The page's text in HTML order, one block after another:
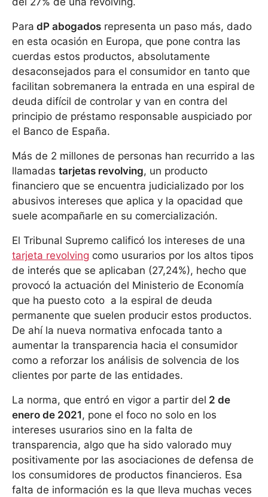
Para dP abogados representa un paso más, dado
en esta ocasión en Europa, que pone contra las
cuerdas estos productos, absolutamente
desaconsejados para el consumidor en tanto que
facilitan sobremanera la entrada en una espiral de
deuda difícil de controlar y van en contra del
principio de préstamo responsable auspiciado por
el Banco de España.
Más de 2 millones de personas han recurrido a las
llamadas tarjetas revolving, un producto
financiero que se encuentra judicializado por los
abusivos intereses que aplica y la opacidad que
suele acompañarle en su comercialización.
El Tribunal Supremo calificó los intereses de una
tarjeta revolving como usurarios por los altos tipos
de interés que se aplicaban (27,24%), hecho que
provocó la actuación del Ministerio de Economía
que ha puesto coto a la espiral de deuda
permanente que suelen producir estos productos.
De ahí la nueva normativa enfocada tanto a
aumentar la transparencia hacia el consumidor
como a reforzar los análisis de solvencia de los
clientes por parte de las entidades.
La norma, que entró en vigor a partir del 2 de
enero de 2021, pone el foco no solo en los
intereses usurarios sino en la falta de
transparencia, algo que ha sido valorado muy
positivamente por las asociaciones de defensa de
los consumidores de productos financieros. Esa
falta de información es la que lleva muchas veces